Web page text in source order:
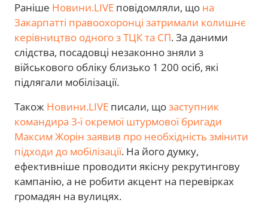
Раніше Новини.LIVE повідомляли, що на
Закарпатті правоохоронці затримали колишнє
керівництво одного з ТЦК та СП. За даними
слідства, посадовці незаконно зняли з
військового обліку близько 1 200 осіб, які
підлягали мобілізації.
Також Новини.LIVE писали, щозаступник
командира 3-ї окремої штурмової бригади
Максим Жорін заявив про необхідність змінити
підходи до мобілізації. На його думку,
ефективніше проводити якісну рекрутингову
кампанію, а не робити акцент на перевірках
громадян на вулицях.